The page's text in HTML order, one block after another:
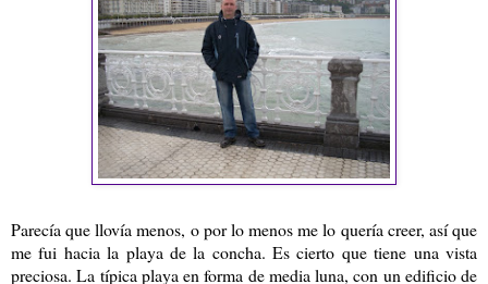
Parecía que llovía menos, o por lo menos me lo quería creer, así que
me fui hacia la playa de la concha. Es cierto que tiene una vista
preciosa. La típica playa en forma de media luna, con un edificio de